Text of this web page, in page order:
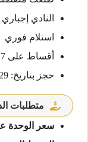
النادي إجباري
استلام فوري
أقساط على 7 سنوات
حجز بتاريخ: 29-8-2024
متطلبات
سعر الوحدة على 7